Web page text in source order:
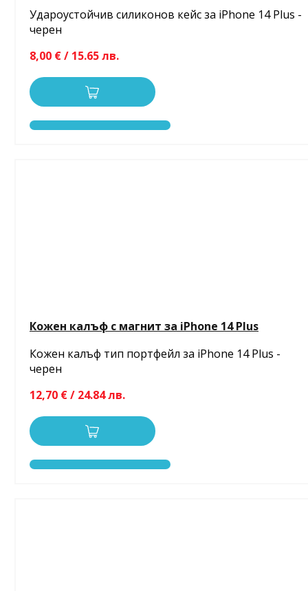
Удароустойчив силиконов кейс за iPhone 14 Plus -
черен
8,00 € / 15.65 лв.
Кожен калъф с магнит за iPhone 14 Plus
Кожен калъф тип портфейл за iPhone 14 Plus -
черен
12,70 € / 24.84 лв.